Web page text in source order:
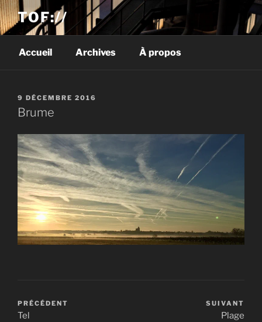
TOF://
Accueil Archives À propos
PUBLIÉ
LE
9 DÉCEMBRE 2016
Brume
PRÉCÉDENT
Tel
SUIVANT
Plage